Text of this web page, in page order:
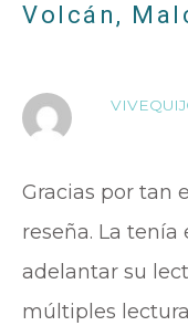
k
p
Volcán,
Gracias por tan
reseña. La
adelantar su
múltiples